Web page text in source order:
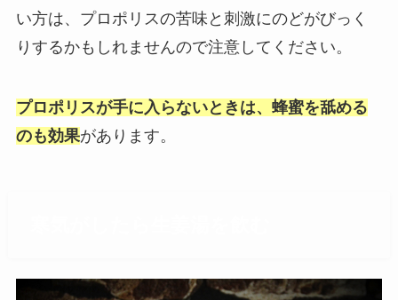
い方は、プロポリスの苦味と刺激にのどがびっく
りするかもしれませんので注意してください。
プロポリスが手に入らないときは、蜂蜜を舐める
のも効果があります。